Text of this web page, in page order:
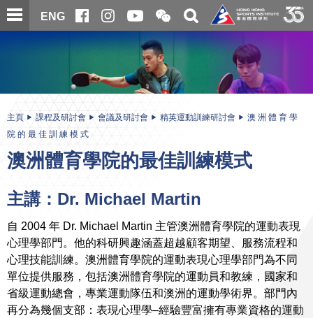
跳
至
ENG
開
合
信
二
維
碼
關
搜
主頁 課程及研討會 會議及研討會 精英運動訓練研討會
澳 洲 體 育 學
院 的 最 佳 訓 練 模 式
澳洲體育學院的最佳訓練模式
主講：Dr. Michael Martin
自 2004 年 Dr. Michael Martin 主管澳洲體育學院的運動表現
心理學部門。他的科研興趣涵蓋超越顧客期望、服務流程和
心理技能訓練。澳洲體育學院的運動表現心理學部門為不同
單位提供服務，包括澳洲體育學院的運動員和教練，國家和
省級運動總會，專業運動隊伍和澳洲的運動學術界。部門內
再分為幾個支部：表現心理學–經驗豐富擁有專業資格的運動